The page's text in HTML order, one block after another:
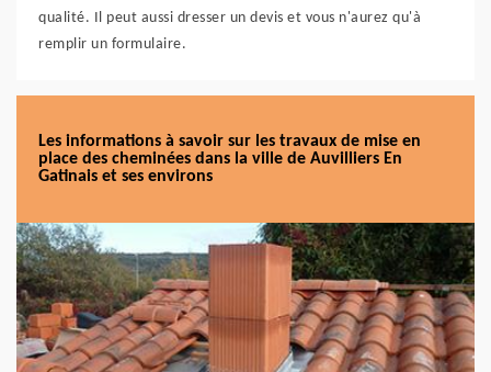
qualité. Il peut aussi dresser un devis et vous n'aurez qu'à
remplir un formulaire.
Les informations à savoir sur les travaux de mise en
place des cheminées dans la ville de Auvilliers En
Gatinais et ses environs